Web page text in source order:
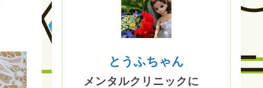
とうふちゃん
メンタルクリニックに